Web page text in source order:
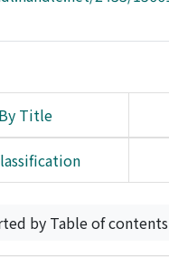
By Title
by Table of